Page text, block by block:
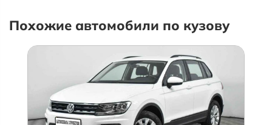
Похожие автомобили по кузову